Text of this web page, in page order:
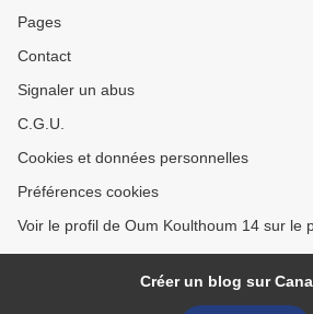
Pages
Contact
Signaler un abus
C.G.U.
Cookies et données personnelles
Préférences cookies
Voir le profil de Oum Koulthoum 14 sur le
Créer un blog sur